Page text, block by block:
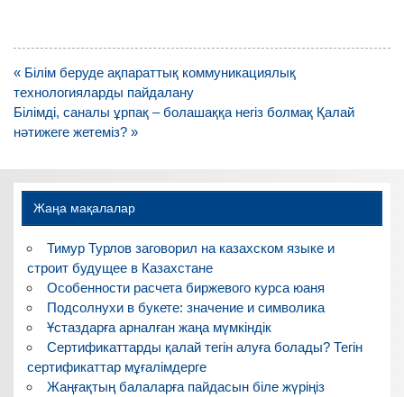
Навигация
по
записям
« Білім беруде ақпараттық коммуникациялық
технологияларды пайдалану
Білімді, саналы ұрпақ – болашаққа негіз болмақ Қалай
нәтижеге жетеміз? »
Жаңа мақалалар
Тимур Турлов заговорил на казахском языке и
строит будущее в Казахстане
Особенности расчета биржевого курса юаня
Подсолнухи в букете: значение и символика
Ұстаздарға арналған жаңа мүмкіндік
Сертификаттарды қалай тегін алуға болады? Тегін
сертификаттар мұғалімдерге
Жаңғақтың балаларға пайдасын біле жүріңіз